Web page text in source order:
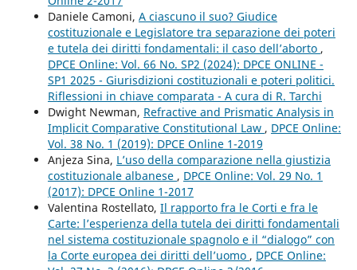
Daniele Camoni, A ciascuno il suo? Giudice
costituzionale e Legislatore tra separazione dei poteri
e tutela dei diritti fondamentali: il caso dell’aborto ,
DPCE Online: Vol. 66 No. SP2 (2024): DPCE ONLINE -
SP1 2025 - Giurisdizioni costituzionali e poteri politici.
Riflessioni in chiave comparata - A cura di R. Tarchi
Dwight Newman, Refractive and Prismatic Analysis in
Implicit Comparative Constitutional Law , DPCE Online:
Vol. 38 No. 1 (2019): DPCE Online 1-2019
Anjeza Sina, L’uso della comparazione nella giustizia
costituzionale albanese , DPCE Online: Vol. 29 No. 1
(2017): DPCE Online 1-2017
Valentina Rostellato, Il rapporto fra le Corti e fra le
Carte: l’esperienza della tutela dei diritti fondamentali
nel sistema costituzionale spagnolo e il “dialogo” con
la Corte europea dei diritti dell’uomo , DPCE Online: